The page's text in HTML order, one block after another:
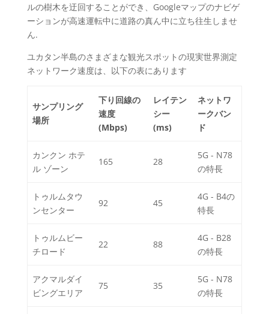
ルの樹木を迂回することができ、Googleマップのナビゲ
ーションが高速運転中に道路の真ん中に立ち往生しませ
ん.
ユカタン半島のさまざまな観光スポットの現実世界測定
ネットワーク速度は、以下の表にあります
サンプリング
場所
下り回線の
速度
(Mbps)
レイテン
シー
(ms)
ネットワ
ークバン
ド
カンクン ホテ
ル ゾーン
165 28
5G - N78
の特長
トゥルムタウ
ンセンター
92 45
4G - B4の
特長
トゥルムビー
チロード
22 88
4G - B28
の特長
アクマルダイ
ビングエリア
75 35
5G - N78
の特長